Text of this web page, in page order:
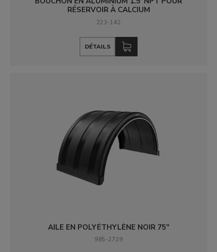
RÉSERVOIR À CALCIUM
223-142
DÉTAILS
AILE EN POLYÉTHYLÈNE NOIR 75"
985-2729